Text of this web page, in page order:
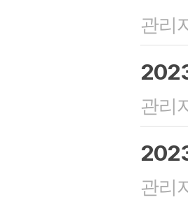
관리
관리
관리